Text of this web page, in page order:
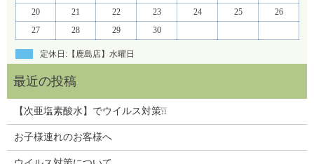
20
21 22 23 24 25
26
27
28 29 30
定休日:【鹿島店】水曜日
【次亜塩素酸水】でウイルス対策❕❕
お子様連れのお客様へ